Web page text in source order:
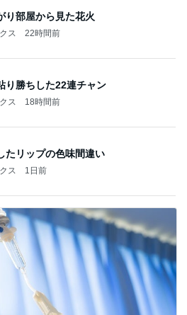
り部屋から見た花火
ス 22時間前
り勝ちした22連チャン
ス 18時間前
たリップの色味間違い
ス 1日前